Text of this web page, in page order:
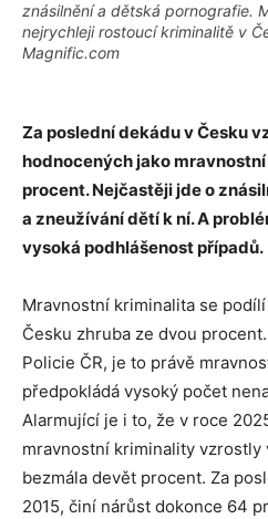
znásilnění a dětská pornografie.
nejrychleji rostoucí kriminalitě v
Magnific.com
Za poslední dekádu v Česku
hodnocených jako
procent. Nejčastěji jde o
a zneužívání dětí k ní. A
vysoká podhlášenost případů.
Mravnostní kriminalita se
Česku zhruba ze dvou
Policie ČR, je to právě
předpokládá vysoký počet
Alarmující je i to, že v roce
mravnostní kriminality vzrostly
bezmála devět procent. Za
2015, činí nárůst dokonce 64